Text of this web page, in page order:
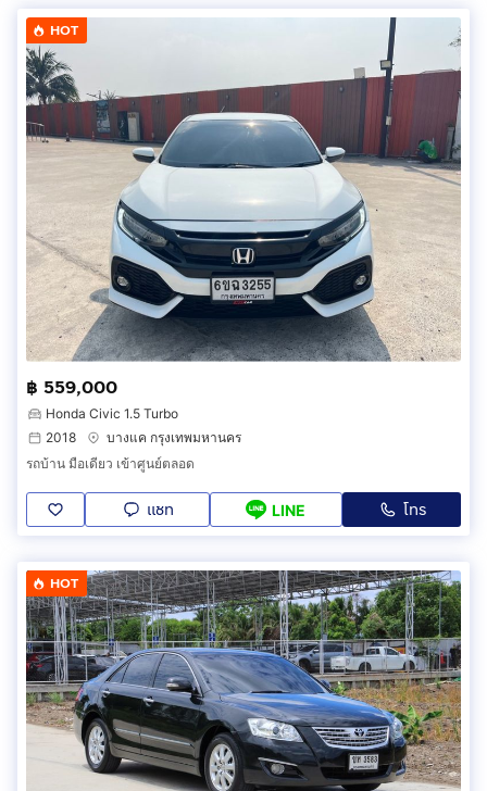
HOT
฿ 559,000
Honda Civic 1.5 Turbo
2018
บางแค กรุงเทพมหานคร
รถบ้าน มือเดียว เข้าศูนย์ตลอด
แชท LINE โทร
HOT